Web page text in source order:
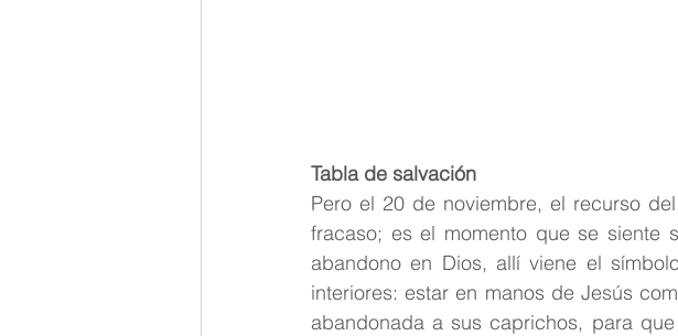
Tabla de salvación
Pero el 20 de noviembre, el recurso
fracaso; es el momento que se siente
abandono en Dios, allí viene el
interiores: estar en manos de Jesús
abandonada a sus caprichos, para